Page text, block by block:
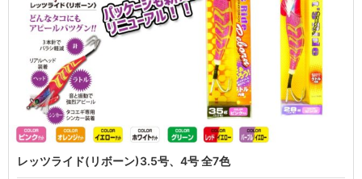
レッツライド(リボーン)3.5号、4号 全7色